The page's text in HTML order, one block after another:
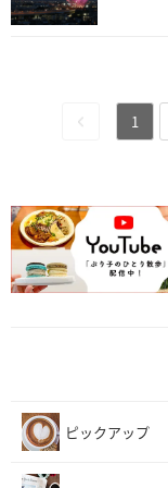
1
ピックアップ